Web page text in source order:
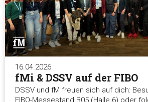
16.04.2026
fMi & DSSV auf der FIBO
DSSV und fM freuen sich auf dich:
FIBO-Messestand B05 (Halle 6) oder